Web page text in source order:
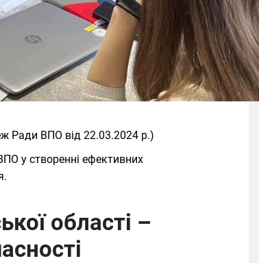
Ради ВПО від 22.03.2024 р.)
у створенні ефективних
області –